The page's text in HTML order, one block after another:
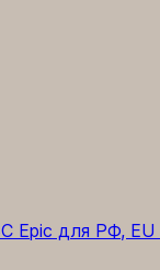
Epic для РФ, EU